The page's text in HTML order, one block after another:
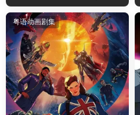
and His Amazing Friends粤
语版
粤语动画剧集